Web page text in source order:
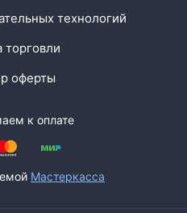
технологий
торговли
оферты
к оплате
Мастеркасса